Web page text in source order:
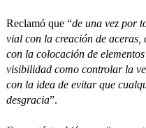
Reclamó que “de una vez por
vial con la creación de
con la colocación de
visibilidad como controlar la
con la idea de evitar que
desgracia”.